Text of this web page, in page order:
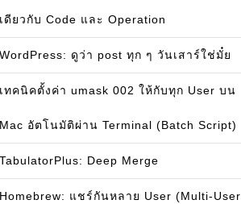
เดียวกับ Code และ Operation
WordPress: ดูว่า post ทุก ๆ วันเสาร์ใช่มั๋ย
เทคนิคตั้งค่า umask 002 ให้กับทุก User บน
Mac อัตโนมัติผ่าน Terminal (Batch Script)
TabulatorPlus: Deep Merge
Homebrew: แชร์กันหลาย User (Multi-User